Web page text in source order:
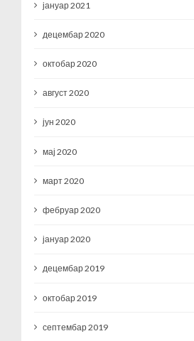
јануар 2021
децембар 2020
октобар 2020
август 2020
јун 2020
мај 2020
март 2020
фебруар 2020
јануар 2020
децембар 2019
октобар 2019
септембар 2019